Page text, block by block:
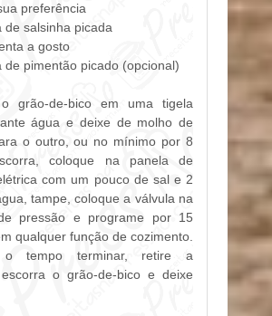
preferência
de salsinha picada
a gosto
de pimentão picado (opcional)
grão-de-bico em uma tigela
água e deixe de molho de
o outro, ou no mínimo por 8
coloque na panela de
com um pouco de sal e 2
tampe, coloque a válvula na
pressão e programe por 15
qualquer função de cozimento.
o tempo terminar, retire a
o grão-de-bico e deixe